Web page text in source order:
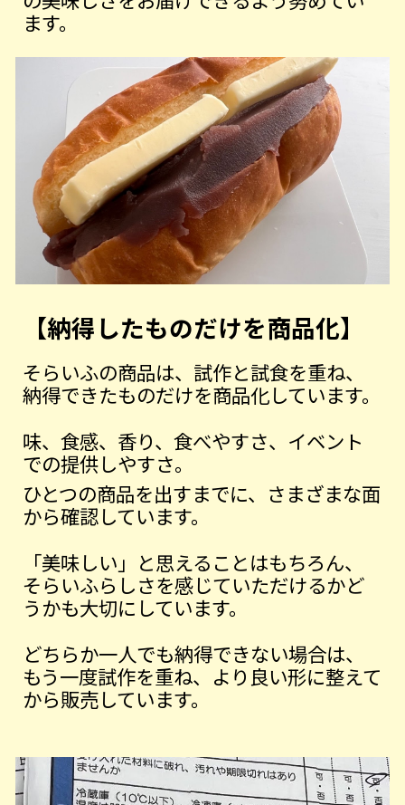
ます。
【納得したものだけを商品化】
そらいふの商品は、試作と試食を重ね、
納得できたものだけを商品化しています。
味、食感、香り、食べやすさ、イベント
での提供しやすさ。
ひとつの商品を出すまでに、さまざまな面
から確認しています。
「美味しい」と思えることはもちろん、
そらいふらしさを感じていただけるかど
うかも大切にしています。
どちらか一人でも納得できない場合は、
もう一度試作を重ね、より良い形に整えて
から販売しています。